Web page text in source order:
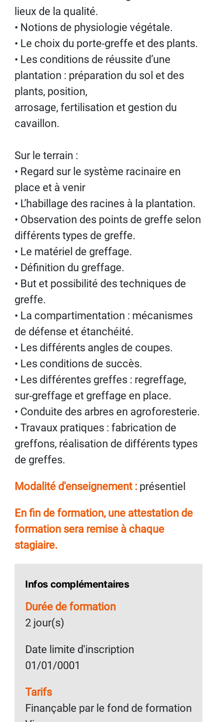
lieux de la qualité.
• Notions de physiologie végétale.
• Le choix du porte-greffe et des plants.
• Les conditions de réussite d’une
plantation : préparation du sol et des
plants, position,
arrosage, fertilisation et gestion du
cavaillon.
Sur le terrain :
• Regard sur le système racinaire en
place et à venir
• L’habillage des racines à la plantation.
• Observation des points de greffe selon
différents types de greffe.
• Le matériel de greffage.
• Définition du greffage.
• But et possibilité des techniques de
greffe.
• La compartimentation : mécanismes
de défense et étanchéité.
• Les différents angles de coupes.
• Les conditions de succès.
• Les différentes greffes : regreffage,
sur-greffage et greffage en place.
• Conduite des arbres en agroforesterie.
• Travaux pratiques : fabrication de
greffons, réalisation de différents types
de greffes.
Modalité d'enseignement : présentiel
En fin de formation, une attestation de
formation sera remise à chaque
stagiaire.
Infos complémentaires
Durée de formation
2 jour(s)
Date limite d'inscription
01/01/0001
Tarifs
Finançable par le fond de formation